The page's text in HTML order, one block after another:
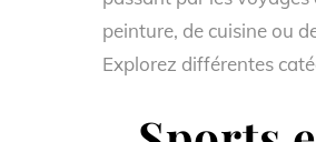
peinture, de cuisine ou
Explorez différentes